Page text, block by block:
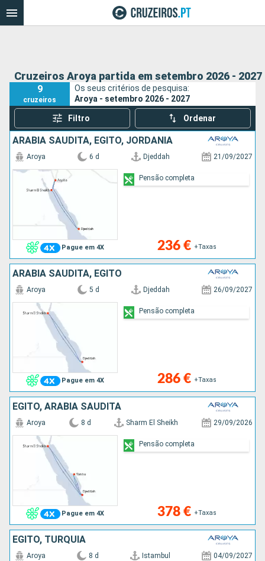
Cruzeiros Aroya partida em setembro 2026 - 2027
9
cruzeiros
Os seus critérios de pesquisa:
Aroya - setembro 2026 - 2027
Filtro Ordenar
ARABIA SAUDITA, EGITO, JORDÂNIA
Pague em 4X
Aroya 6 d Djeddah 21/09/2027
236 € +Taxas
Pensão completa
ARABIA SAUDITA, EGITO
Pague em 4X
Aroya 5 d Djeddah 26/09/2027
286 € +Taxas
Pensão completa
EGITO, ARABIA SAUDITA
Pague em 4X
Aroya 8 d Sharm El Sheikh 29/09/2026
378 € +Taxas
Pensão completa
EGITO, TURQUIA
Aroya 8 d Istambul 04/09/2027